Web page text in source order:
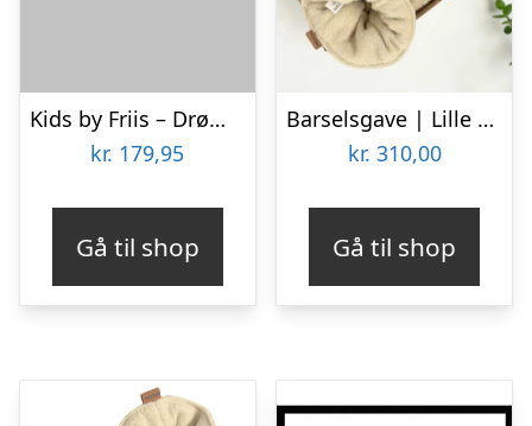
Kids by Friis – Drømmefanger uro, løven
kr. 179,95
Gå til shop
Barselsgave | Lille sandfarvet gave til baby
kr. 310,00
Gå til shop